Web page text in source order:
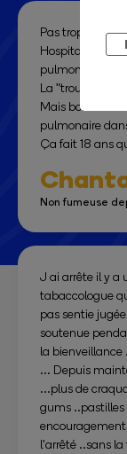
Pas trop facile
Hospitalisée
pulmonaires.
La "trouille"
Mais bon à
pulmonaire
Ça fait 18 ans
Non fumeuse
J ai arrête il y a
tabaccologue
pas sentie
soutenue
la bienveillance
... Depuis
...plus de
gums ..pastilles
l'arrêté ..sans